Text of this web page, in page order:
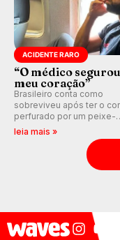
ACIDENTE RARO
“O médico segurou
meu coração”
Brasileiro conta como
sobreviveu após ter o
perfurado por um peixe-
agulha enquanto surfava
leia mais »